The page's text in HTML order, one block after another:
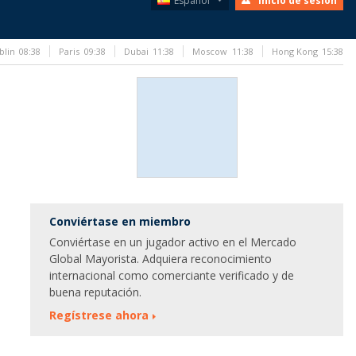
Conviértase en miembro
Conviértase en un jugador activo en el Mercado
Global Mayorista. Adquiera reconocimiento
internacional como comerciante verificado y de
buena reputación.
Regístrese ahora
08:38 Paris 09:38 Dubai 11:38 Moscow 11:38 Hong Kong 15:38